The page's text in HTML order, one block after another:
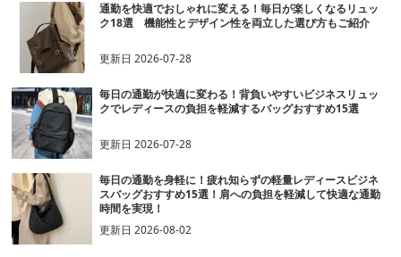
通勤を快適でおしゃれに変える！毎日が楽しくなるリュッ
ク18選 機能性とデザイン性を両立した選び方もご紹介
更新日2026-07-28
毎日の通勤が快適に変わる！背負いやすいビジネスリュッ
クでレディースの負担を軽減するバッグおすすめ15選
更新日2026-07-28
毎日の通勤を身軽に！疲れ知らずの軽量レディースビジネ
スバッグおすすめ15選！肩への負担を軽減して快適な通勤
時間を実現！
更新日2026-08-02